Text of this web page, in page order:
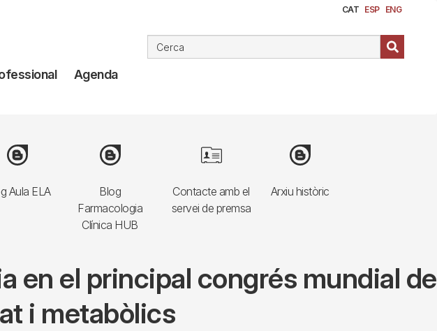
CAT ESP ENG
Agenda
Aula ELA
Image
Blog
Farmacologia
Clínica HUB
Image
Contacte amb el
servei de premsa
Image
Arxiu històric
Image
en el principal congrés mundial de
i metabòlics